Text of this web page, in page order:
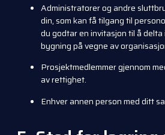
Administratorer og andre
din, som kan få tilgang til
du godtar en invitasjon til å
bygning på vegne av
Prosjektmedlemmer gjennom
av rettighet.
Enhver annen person med ditt